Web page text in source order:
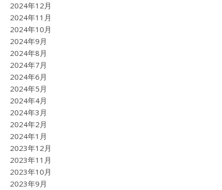
2024年12月
2024年11月
2024年10月
2024年9月
2024年8月
2024年7月
2024年6月
2024年5月
2024年4月
2024年3月
2024年2月
2024年1月
2023年12月
2023年11月
2023年10月
2023年9月